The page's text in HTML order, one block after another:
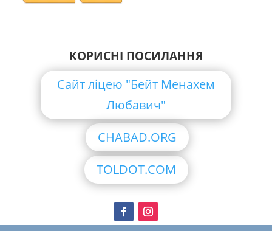
КОРИСНІ ПОСИЛАННЯ
Сайт ліцею "Бейт Менахем
Любавич"
CHABAD.ORG
TOLDOT.COM